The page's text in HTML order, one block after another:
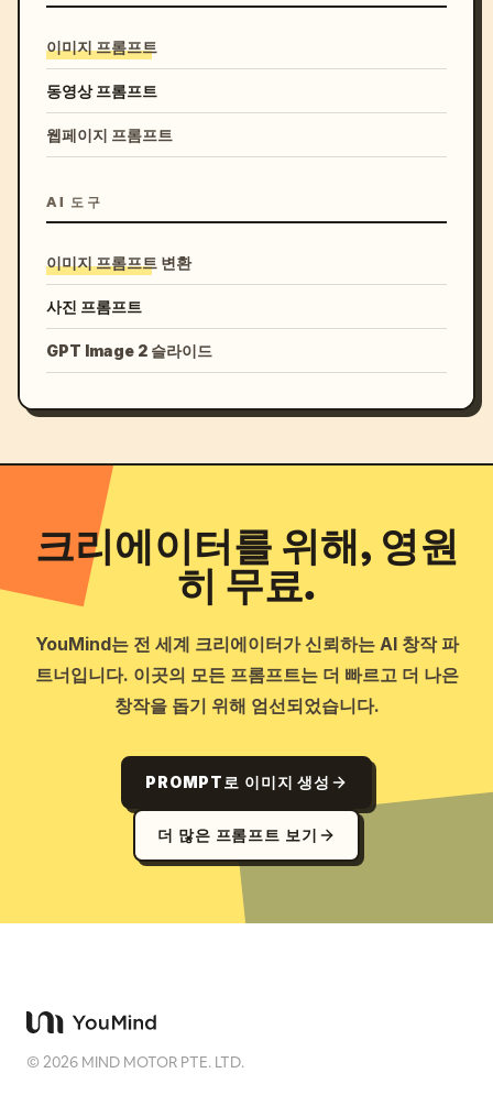
이미지 프롬프트
동영상 프롬프트
웹페이지 프롬프트
AI 도구
이미지 프롬프트 변환
사진 프롬프트
GPT Image 2 슬라이드
크리에이터를 위해, 영원
히 무료.
YouMind는 전 세계 크리에이터가 신뢰하는 AI 창작 파
트너입니다. 이곳의 모든 프롬프트는 더 빠르고 더 나은
창작을 돕기 위해 엄선되었습니다.
PROMPT로 이미지 생성
더 많은 프롬프트 보기
©2026 MIND MOTOR PTE. LTD.